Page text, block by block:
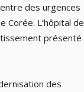
des urgences
Corée. L’hôpital de
présenté
des